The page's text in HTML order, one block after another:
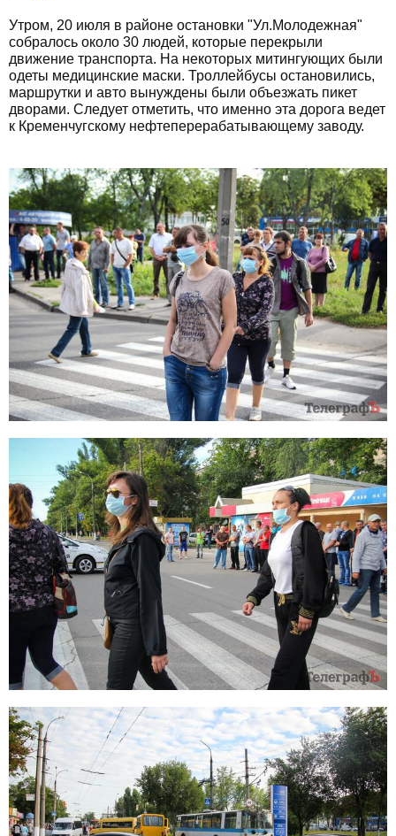
Утром, 20 июля в районе остановки "Ул.Молодежная"
собралось около 30 людей, которые перекрыли
движение транспорта. На некоторых митингующих были
одеты медицинские маски. Троллейбусы остановились,
маршрутки и авто вынуждены были объезжать пикет
дворами. Следует отметить, что именно эта дорога ведет
к Кременчугскому нефтеперерабатывающему заводу.